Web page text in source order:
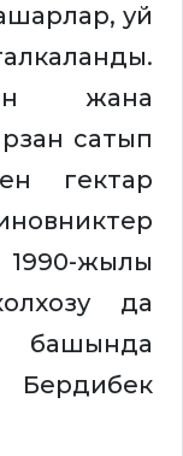
уй
жана
сатып
гектар
жылы
да
Бердибек